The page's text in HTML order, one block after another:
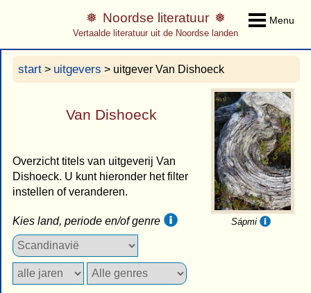
Menu
Noordse literatuur
Vertaalde literatuur uit de Noordse landen
start > uitgevers > uitgever Van Dishoeck
Sápmi
Van Dishoeck
Overzicht titels van uitgeverij Van
Dishoeck. U kunt hieronder het filter
instellen of veranderen.
Kies land, periode en/of genre